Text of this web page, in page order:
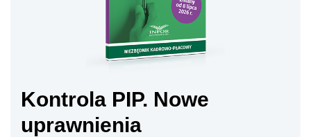
Kontrola PIP. Nowe
uprawnienia